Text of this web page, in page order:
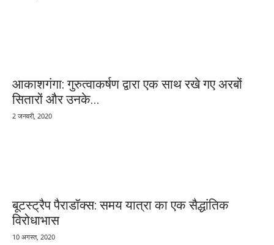
आकाशगंगा: गुरुत्वाकर्षण द्वारा एक साथ रखे गए अरबों
सितारों और उनके...
2 जनवरी, 2020
बूटस्ट्रैप पैराडॉक्स: समय यात्रा का एक सैद्धांतिक
विरोधाभास
10 अगस्त, 2020